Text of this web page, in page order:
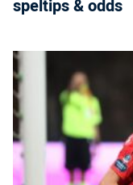
speltips & odds